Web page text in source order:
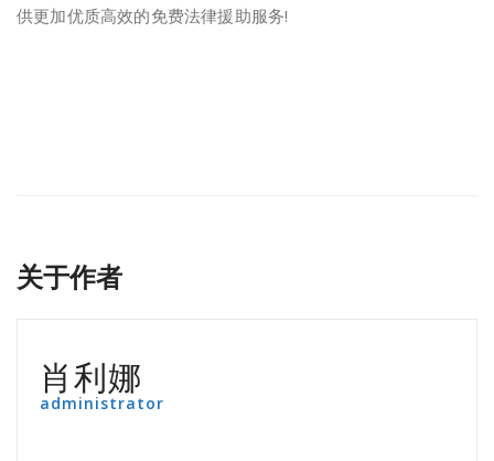
供更加优质高效的免费法律援助服务!
关于作者
肖利娜
administrator